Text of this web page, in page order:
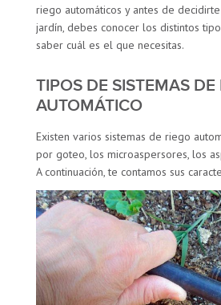
riego automáticos y antes de
jardín, debes conocer los distintos
saber cuál es el que necesitas.
TIPOS DE SISTEMAS DE
AUTOMÁTICO
Existen varios sistemas de riego
por goteo, los microaspersores, los
A continuación, te contamos sus